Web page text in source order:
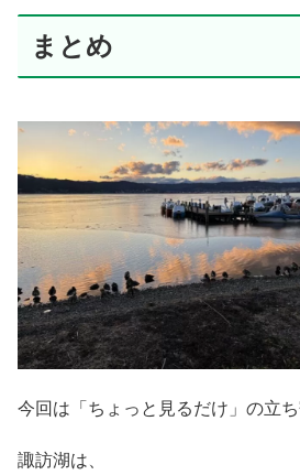
まとめ
今回は「ちょっと見るだけ」の立ち
諏訪湖は、